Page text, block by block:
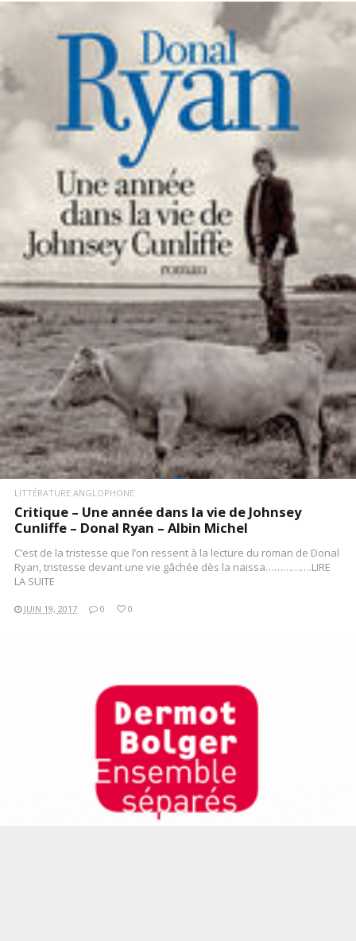
LIRE LA SUITE
LITTÉRATURE ANGLOPHONE
Critique – Une année dans la vie de Johnsey
Cunliffe – Donal Ryan – Albin Michel
C’est de la tristesse que l’on ressent à la lecture du roman de Donal
Ryan, tristesse devant une vie gâchée dès la naissa…………….LIRE
LA SUITE
JUIN 19, 2017 0 0